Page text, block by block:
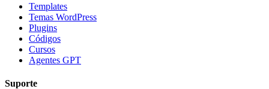
Templates
Temas WordPress
Plugins
Códigos
Cursos
Agentes GPT
Suporte